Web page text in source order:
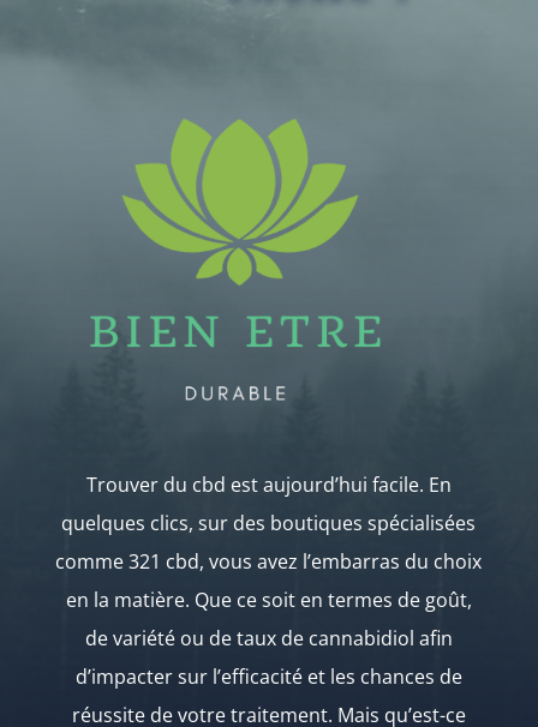
Trouver du cbd est aujourd’hui facile. En
quelques clics, sur des boutiques spécialisées
comme 321 cbd, vous avez l’embarras du choix
en la matière. Que ce soit en termes de goût,
de variété ou de taux de cannabidiol afin
d’impacter sur l’efficacité et les chances de
réussite de votre traitement. Mais qu’est-ce